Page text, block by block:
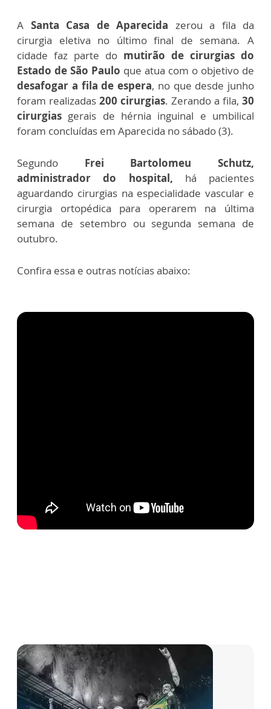
A Santa Casa de Aparecida zerou a fila da
cirurgia eletiva no último final de semana. A
cidade faz parte do mutirão de cirurgias do
Estado de São Paulo que atua com o objetivo de
desafogar a fila de espera, no que desde junho
foram realizadas 200 cirurgias. Zerando a fila, 30
cirurgias gerais de hérnia inguinal e umbilical
foram concluídas em Aparecida no sábado (3).
Segundo Frei Bartolomeu Schutz,
administrador do hospital, há pacientes
aguardando cirurgias na especialidade vascular e
cirurgia ortopédica para operarem na última
semana de setembro ou segunda semana de
outubro.
Confira essa e outras notícias abaixo: